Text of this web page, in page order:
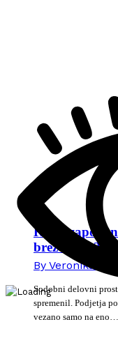
Kako
brez stresa?
By Veronika
Sodobni delovni
spremenil. Podjetja
vezano samo na eno…